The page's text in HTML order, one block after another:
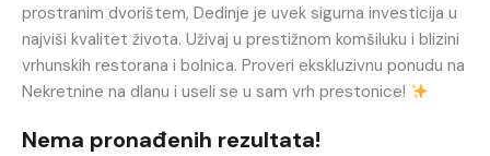
prostranim dvorištem, Dedinje je uvek sigurna investicija u
najviši kvalitet života. Uživaj u prestižnom komšiluku i blizini
vrhunskih restorana i bolnica. Proveri ekskluzivnu ponudu na
Nekretnine na dlanu i useli se u sam vrh prestonice!
Nema pronađenih rezultata!